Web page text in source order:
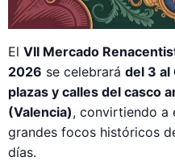
El VII Mercado
2026 se celebrará del 3 al
plazas y calles del casco
(Valencia), convirtiendo a
grandes focos históricos
días.